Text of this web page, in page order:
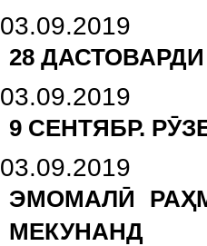
03.09.2019
28 ДАСТОВАРДИ
03.09.2019
9 СЕНТЯБР.
03.09.2019
ЭМОМАЛӢ
МЕКУНАНД